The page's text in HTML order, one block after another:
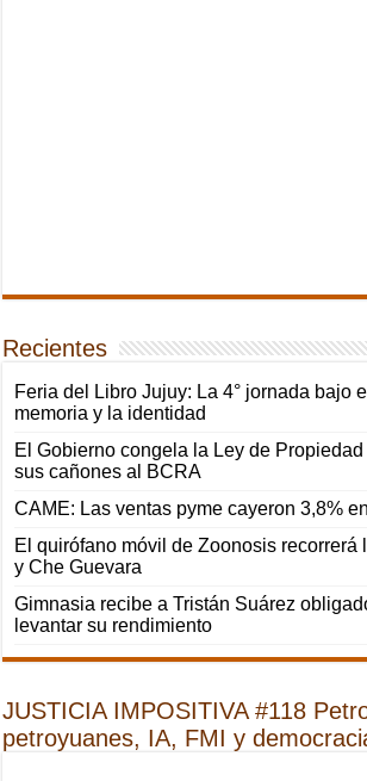
Recientes
Feria del Libro Jujuy: La 4° jornada bajo
memoria y la identidad
El Gobierno congela la Ley de
sus cañones al BCRA
CAME: Las ventas pyme cayeron 3,8%
El quirófano móvil de Zoonosis recorrerá
y Che Guevara
Gimnasia recibe a Tristán Suárez
levantar su rendimiento
JUSTICIA IMPOSITIVA #118
petroyuanes, IA, FMI y